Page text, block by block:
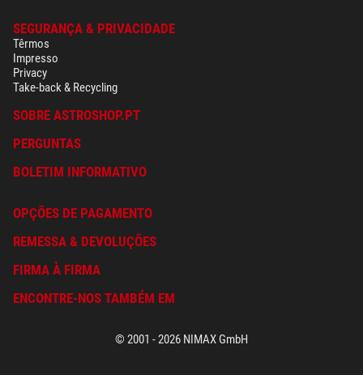
SEGURANÇA & PRIVACIDADE
Têrmos
Impresso
Privacy
Take-back & Recycling
SOBRE ASTROSHOP.PT
PERGUNTAS
BOLETIM INFORMATIVO
OPÇÕES DE PAGAMENTO
REMESSA & DEVOLUÇÕES
FIRMA À FIRMA
ENCONTRE-NOS TAMBÉM EM
© 2001 - 2026 NIMAX GmbH